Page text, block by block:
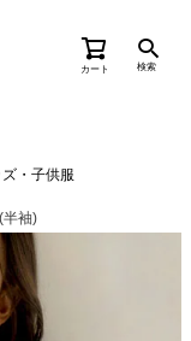
カート 検索
ズ・子供服
半袖)